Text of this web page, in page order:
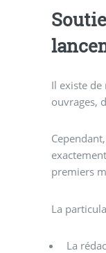
Il existe
ouvrages,
premiers
La
La